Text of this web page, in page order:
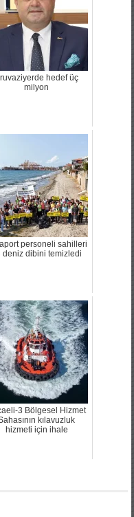
hedef üç
milyon
personeli sahilleri
deniz dibini temizledi
3 Bölgesel Hizmet
kılavuzluk
hizmeti için ihale